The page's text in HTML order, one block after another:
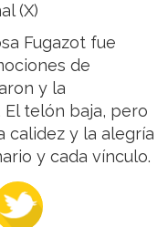
(X)
Fugazot fue
de
y la
telón baja, pero
calidez y la alegría
y cada vínculo.